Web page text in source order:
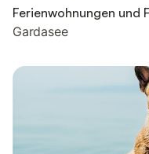
Ferienwohnungen und
Gardasee